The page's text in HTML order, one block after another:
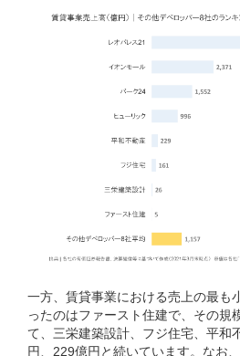
一方、賃貸事業における売上の最も
ったのはファースト住建で、その規
て、三栄建築設計、フジ住宅、平和
円、229億円と続いています。なお